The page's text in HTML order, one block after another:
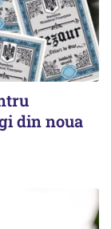
din noua